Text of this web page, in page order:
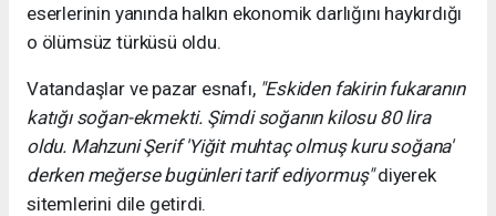
eserlerinin yanında halkın ekonomik darlığını haykırdığı
o ölümsüz türküsü oldu.
Vatandaşlar ve pazar esnafı, "Eskiden fakirin fukaranın
katığı soğan-ekmekti. Şimdi soğanın kilosu 80 lira
oldu. Mahzuni Şerif 'Yiğit muhtaç olmuş kuru soğana'
derken meğerse bugünleri tarif ediyormuş"diyerek
sitemlerini dile getirdi.